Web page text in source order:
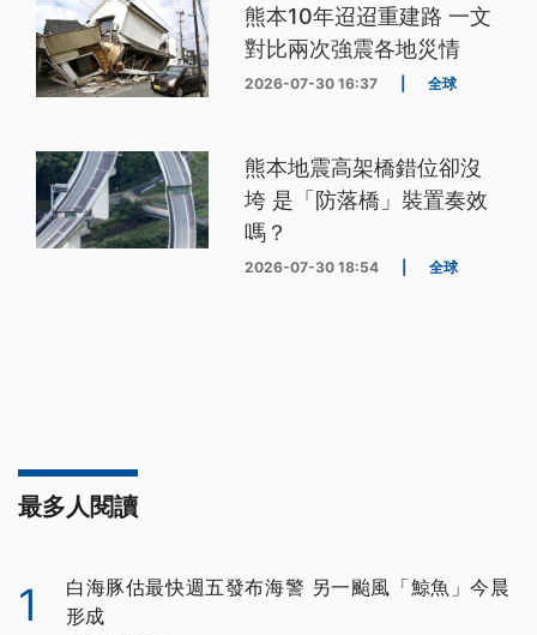
熊本10年迢迢重建路 一文
對比兩次強震各地災情
2026-07-30 16:37 全球
熊本地震高架橋錯位卻沒
垮 是「防落橋」裝置奏效
嗎？
2026-07-30 18:54 全球
最多人閱讀
1
白海豚估最快週五發布海警 另一颱風「鯨魚」今晨
形成